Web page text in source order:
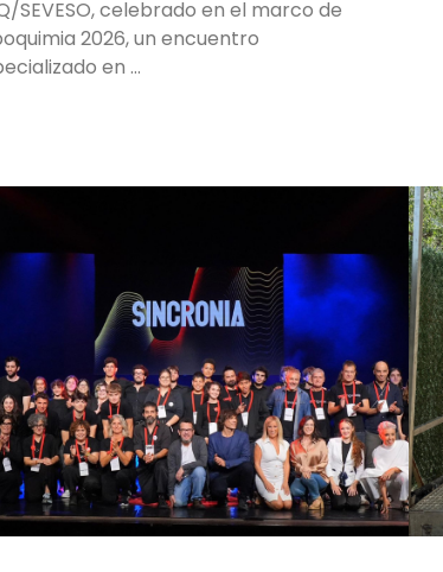
SEVESO, celebrado en el marco de
2026, un encuentro
en …